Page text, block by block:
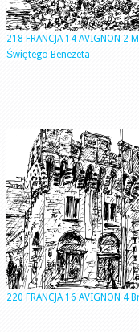
218 FRANCJA 14 AVIGNON 2
Świętego Benezeta
220 FRANCJA 16 AVIGNON 4